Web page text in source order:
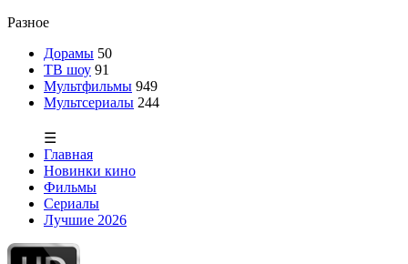
Разное
Дорамы 50
ТВ шоу 91
Мультфильмы 949
Мультсериалы 244
☰
Главная
Новинки кино
Фильмы
Сериалы
Лучшие 2026